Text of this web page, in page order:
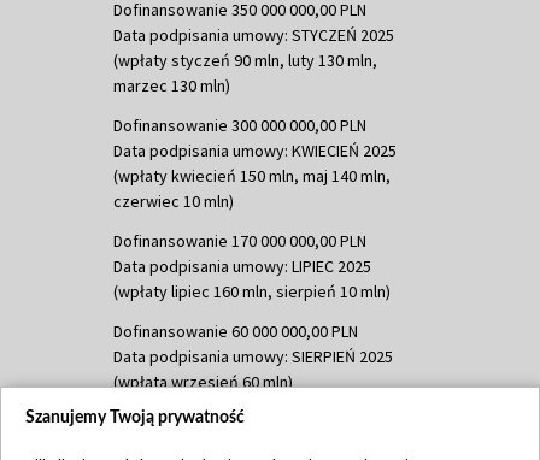
Dofinansowanie 350 000 000,00 PLN
Data podpisania umowy: STYCZEŃ 2025
(wpłaty styczeń 90 mln, luty 130 mln,
marzec 130 mln)
Dofinansowanie 300 000 000,00 PLN
Data podpisania umowy: KWIECIEŃ 2025
(wpłaty kwiecień 150 mln, maj 140 mln,
czerwiec 10 mln)
Dofinansowanie 170 000 000,00 PLN
Data podpisania umowy: LIPIEC 2025
(wpłaty lipiec 160 mln, sierpień 10 mln)
Dofinansowanie 60 000 000,00 PLN
Data podpisania umowy: SIERPIEŃ 2025
(wpłata wrzesień 60 mln)
Dofinansowanie 635 783 051,21 PLN
Szanujemy Twoją prywatność